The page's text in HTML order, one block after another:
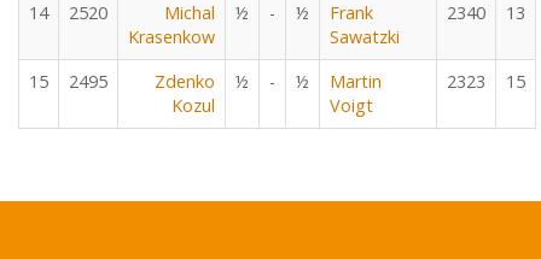
14 2520
Michal
Krasenkow
½ - ½
Frank
Sawatzki
2340 13
15 2495
Zdenko
Kozul
½ - ½
Martin
Voigt
2323 15